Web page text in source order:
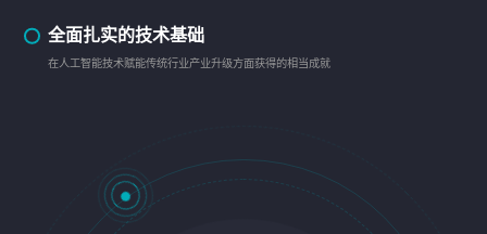
全面扎实的技术基础
在人工智能技术赋能传统行业产业升级方面获得的相当成就